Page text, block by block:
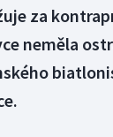
za
neměla